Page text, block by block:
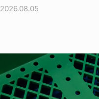
2026.08.05